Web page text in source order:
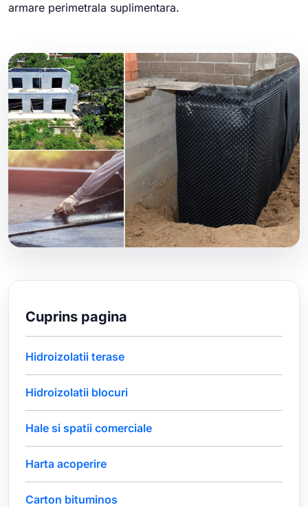
armare perimetrala suplimentara.
Cuprins pagina
Hidroizolatii terase
Hidroizolatii blocuri
Hale si spatii comerciale
Harta acoperire
Carton bituminos